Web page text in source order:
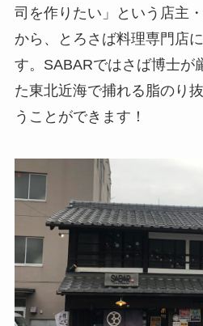
司を作りたい」という店主
から、とろさば料理専門店
す。SABARではさば博士が
た東北近海で捕れる脂のり
うことができます！